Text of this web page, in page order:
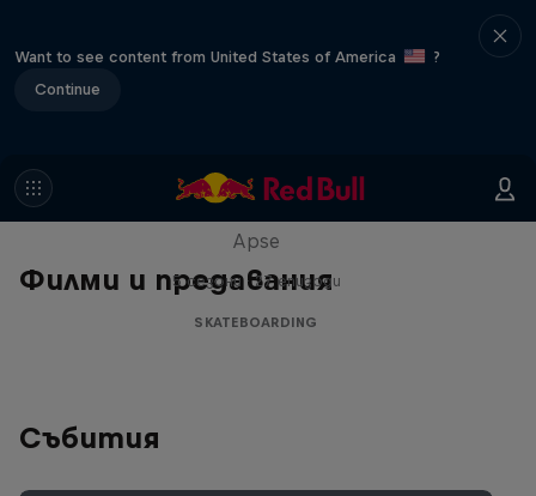
Want to see content from United States of America
?
Continue
Филми и предавания
Skate Tales
Apse
5 сезони · 27 епизоди
SKATEBOARDING
Събития